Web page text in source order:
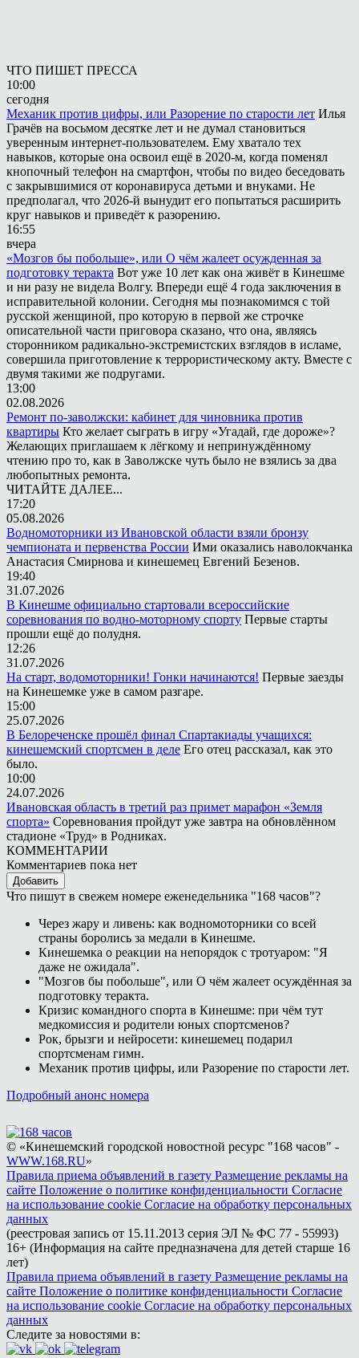
ЧТО ПИШЕТ ПРЕССА
10:00
сегодня
Механик против цифры, или Разорение по старости лет Илья
Грачёв на восьмом десятке лет и не думал становиться
уверенным интернет-пользователем. Ему хватало тех
навыков, которые она освоил ещё в 2020-м, когда поменял
кнопочный телефон на смартфон, чтобы по видео беседовать
с закрывшимися от коронавируса детьми и внуками. Не
предполагал, что 2026-й вынудит его попытаться расширить
круг навыков и приведёт к разорению.
16:55
вчера
«Мозгов бы побольше», или О чём жалеет осужденная за
подготовку теракта Вот уже 10 лет как она живёт в Кинешме
и ни разу не видела Волгу. Впереди ещё 4 года заключения в
исправительной колонии. Сегодня мы познакомимся с той
русской женщиной, про которую в первой же строчке
описательной части приговора сказано, что она, являясь
сторонником радикально-экстремистских взглядов в исламе,
совершила приготовление к террористическому акту. Вместе с
двумя такими же подругами.
13:00
02.08.2026
Ремонт по-заволжски: кабинет для чиновника против
квартиры Кто желает сыграть в игру «Угадай, где дороже»?
Желающих приглашаем к лёгкому и непринуждённому
чтению про то, как в Заволжске чуть было не взялись за два
любопытных ремонта.
ЧИТАЙТЕ ДАЛЕЕ...
17:20
05.08.2026
Водномоторники из Ивановской области взяли бронзу
чемпионата и первенства России Ими оказались наволокчанка
Анастасия Смирнова и кинешемец Евгений Безенов.
19:40
31.07.2026
В Кинешме официально стартовали всероссийские
соревнования по водно-моторному спорту Первые старты
прошли ещё до полудня.
12:26
31.07.2026
На старт, водомоторники! Гонки начинаются! Первые заезды
на Кинешемке уже в самом разгаре.
15:00
25.07.2026
В Белореченске прошёл финал Спартакиады учащихся:
кинешемский спортсмен в деле Его отец рассказал, как это
было.
10:00
24.07.2026
Ивановская область в третий раз примет марафон «Земля
спорта» Соревнования пройдут уже завтра на обновлённом
стадионе «Труд» в Родниках.
КОММЕНТАРИИ
Комментариев пока нет
Добавить
Что пишут в свежем номере еженедельника "168 часов"?
Через жару и ливень: как водномоторники со всей
страны боролись за медали в Кинешме.
Кинешемка о реакции на непорядок с тротуаром: "Я
даже не ожидала".
"Мозгов бы побольше", или О чём жалеет осуждённая за
подготовку теракта.
Кризис командного спорта в Кинешме: при чём тут
медкомиссия и родители юных спортсменов?
Рок, брызги и нейросети: кинешемец подарил
спортсменам гимн.
Механик против цифры, или Разорение по старости лет.
Подробный анонс номера
© «Кинешемский городской новостной ресурс "168 часов" -
WWW.168.RU»
Правила приема объявлений в газету Размещение рекламы на
сайте Положение о политике конфиденциальности Согласие
на использование cookie Согласие на обработку персональных
данных
(реестровая запись от 15.11.2013 серия ЭЛ № ФС 77 - 55993)
16+ (Информация на сайте предназначена для детей старше 16
лет)
Правила приема объявлений в газету Размещение рекламы на
сайте Положение о политике конфиденциальности Согласие
на использование cookie Согласие на обработку персональных
данных
Следите за новостями в: